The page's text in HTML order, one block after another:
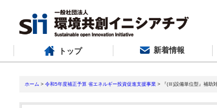
トップ 新着情報
ホーム > 令和5年度補正予算 省エネルギー投資促進支援事業 > 『(Ⅲ)設備単位型』補助